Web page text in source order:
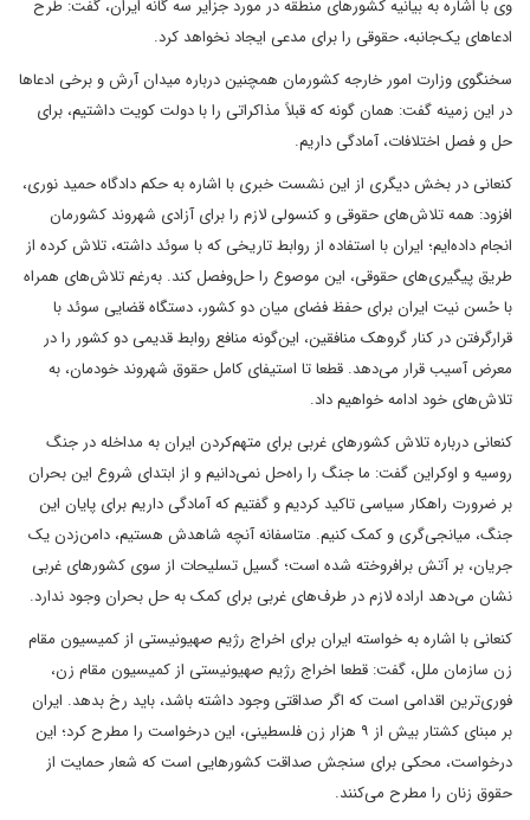
وی با اشاره به بیانیه کشورهای منطقه در مورد جزایر سه گانه ایران، گفت: طرح
ادعاهای یک‌جانبه، حقوقی را برای مدعی ایجاد نخواهد کرد.
سخنگوی وزارت امور خارجه کشورمان همچنین درباره میدان آرش و برخی ادعاها
در این زمینه گفت: همان گونه که قبلاً مذاکراتی را با دولت کویت داشتیم، برای
حل و فصل اختلافات، آمادگی داریم.
کنعانی در بخش دیگری از این نشست خبری با اشاره به حکم دادگاه حمید نوری،
افزود: همه تلاش‌های حقوقی و کنسولی لازم را برای آزادی شهروند کشورمان
انجام داده‌ایم‌؛ ایران با استفاده از روابط تاریخی که با سوئد داشته، تلاش کرده از
طریق پیگیری‌های حقوقی، این موصوع را حل‌وفصل کند. به‌رغم تلاش‌های همراه
با حُسن نیت ایران برای حفظ فضای میان دو کشور، دستگاه قضایی سوئد با
قرارگرفتن در کنار گروهک منافقین، این‌گونه منافع روابط قدیمی دو کشور را در
معرض آسیب قرار می‌دهد. قطعا تا استیفای کامل حقوق شهروند خودمان، به
تلاش‌های خود ادامه خواهیم داد.
کنعانی درباره تلاش کشورهای غربی برای متهم‌کردن ایران به مداخله در جنگ
روسیه و اوکراین گفت: ما جنگ را راه‌حل نمی‌دانیم و از ابتدای شروع این بحران
بر ضرورت راهکار سیاسی تاکید کردیم و گفتیم که آمادگی داریم برای پایان این
جنگ، میانجی‌گری و کمک کنیم. متاسفانه آنچه شاهدش هستیم، دامن‌زدن یک
جریان، بر آتش برافروخته شده است؛ گسیل تسلیحات از سوی کشورهای غربی
نشان می‌دهد اراده لازم در طرف‌های غربی برای کمک به حل بحران وجود ندارد.
کنعانی با اشاره به خواسته ایران برای اخراج رژیم صهیونیستی از کمیسیون مقام
زن سازمان ملل، گفت: قطعا اخراج رژیم صهیونیستی از کمیسیون مقام زن،
فوری‌ترین اقدامی است که اگر صداقتی وجود داشته باشد، باید رخ بدهد. ایران
بر مبنای کشتار بیش از ۹ هزار زن فلسطینی، این درخواست را مطرح کرد؛ این
درخواست، محکی برای سنجش صداقت کشورهایی است که شعار حمایت از
حقوق زنان را مطرح می‌کنند.